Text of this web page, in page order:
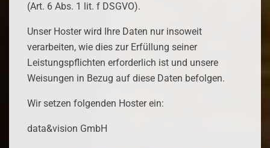
(Art. 6 Abs. 1 lit. f DSGVO).
Unser Hoster wird Ihre Daten nur insoweit
verarbeiten, wie dies zur Erfüllung seiner
Leistungspflichten erforderlich ist und unsere
Weisungen in Bezug auf diese Daten befolgen.
Wir setzen folgenden Hoster ein:
data&vision GmbH